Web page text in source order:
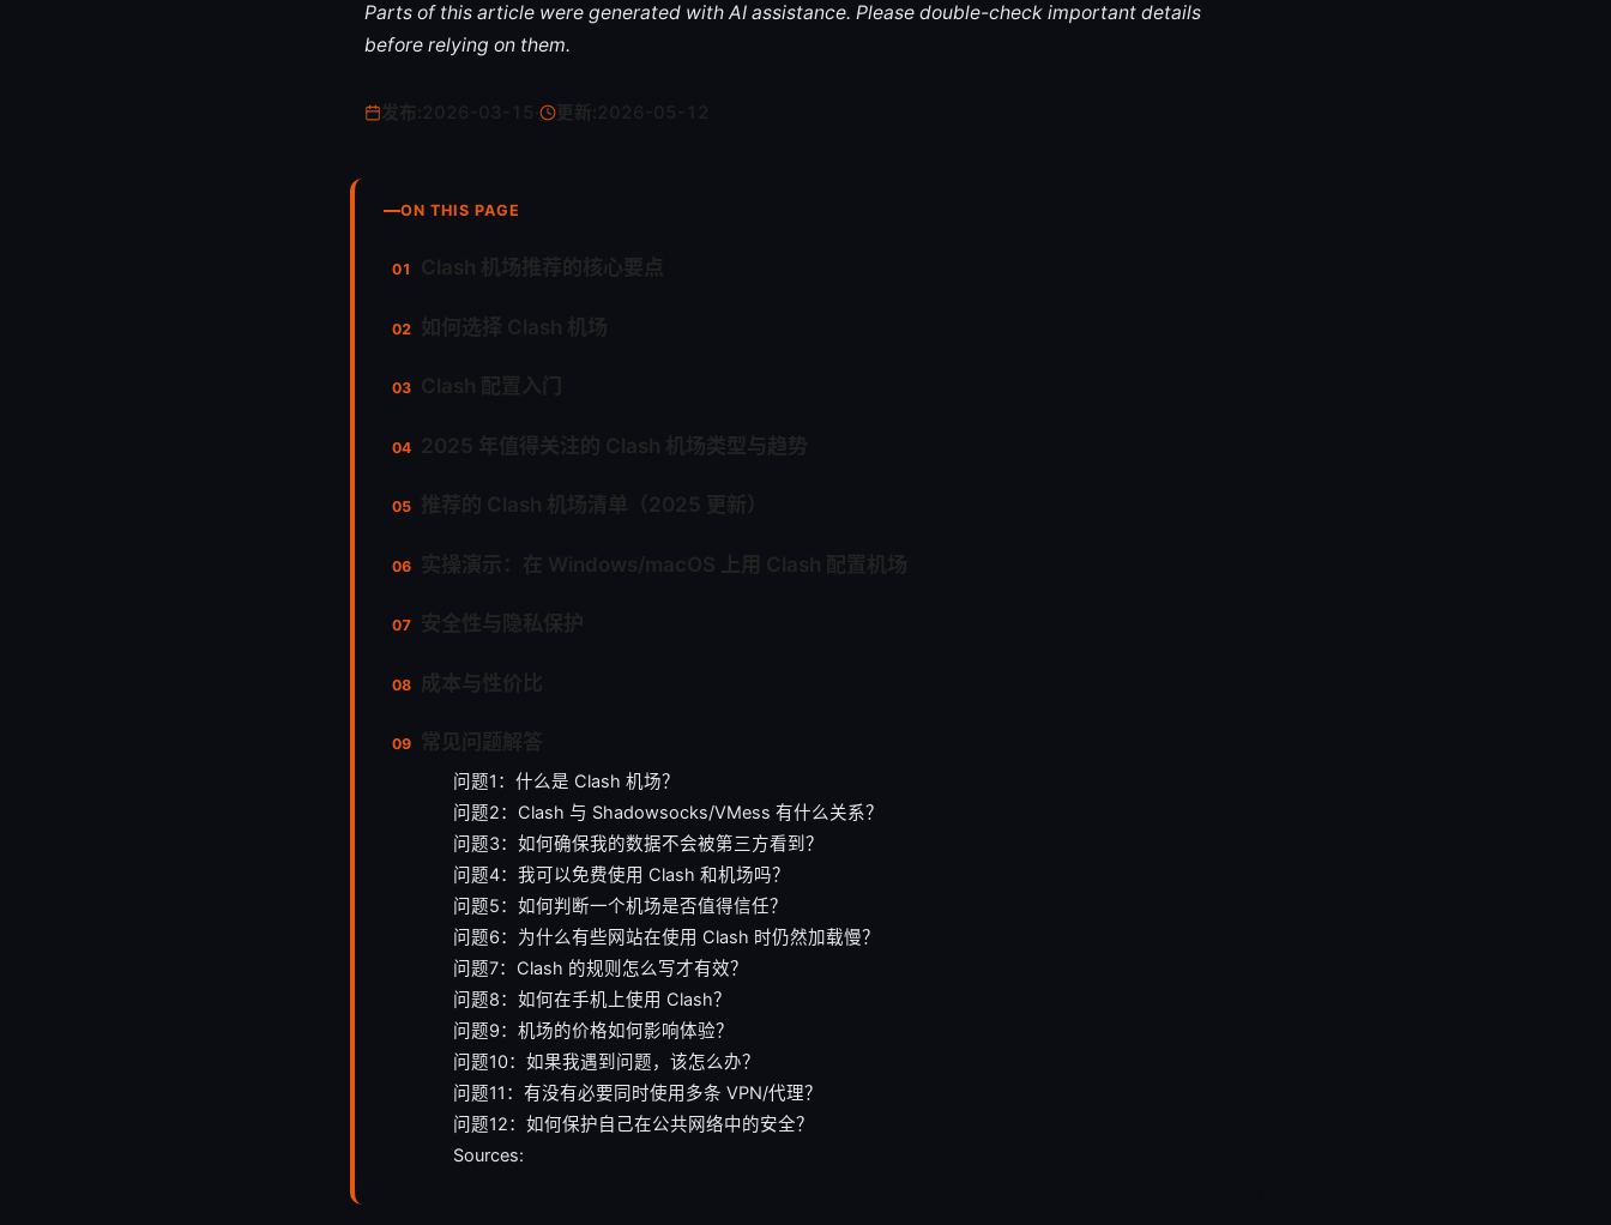
Parts of this article were generated with AI assistance. Please double-check important details
before relying on them.
更新:
ON THIS PAGE
问题1：什么是 Clash 机场？
问题2：Clash 与 Shadowsocks/VMess 有什么关系？
问题3：如何确保我的数据不会被第三方看到？
问题4：我可以免费使用 Clash 和机场吗？
问题5：如何判断一个机场是否值得信任？
问题6：为什么有些网站在使用 Clash 时仍然加载慢？
问题7：Clash 的规则怎么写才有效？
问题8：如何在手机上使用 Clash？
问题9：机场的价格如何影响体验？
问题10：如果我遇到问题，该怎么办？
问题11：有没有必要同时使用多条 VPN/代理？
问题12：如何保护自己在公共网络中的安全？
Sources: